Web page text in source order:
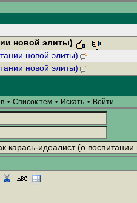
новой элиты)
новой элиты)
новой элиты)
• Список тем • Искать • Войти